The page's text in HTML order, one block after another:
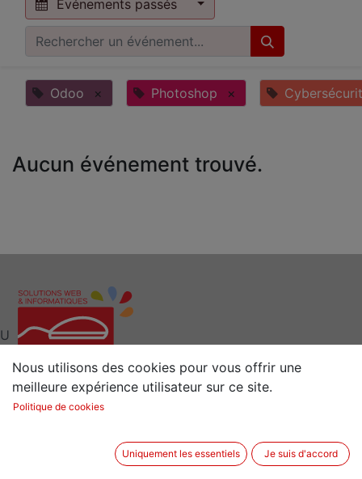
Événements passés
Odoo × Photoshop ×
Aucun événement trouvé.
Interlocuteur clé pour vos Solutions Web et
Informatiques
2 rue de la Sénestrais
U
Nous utilisons des cookies pour vous offrir une
meilleure expérience utilisateur sur ce site.
Politique de cookies
Uniquement les essentiels Je suis d'accord